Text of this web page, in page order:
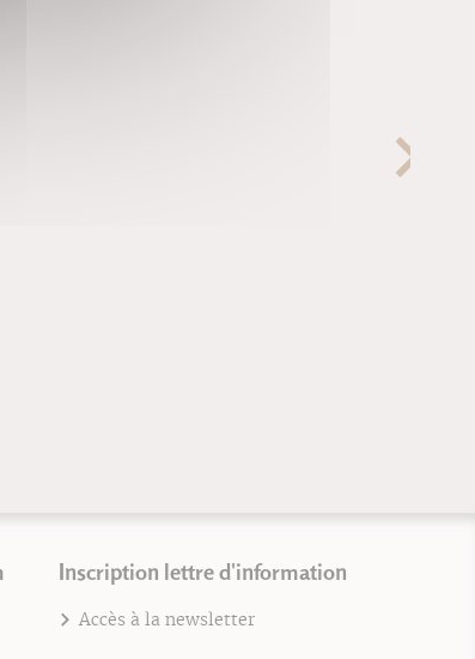
Inscription lettre d'information
Accès à la newsletter